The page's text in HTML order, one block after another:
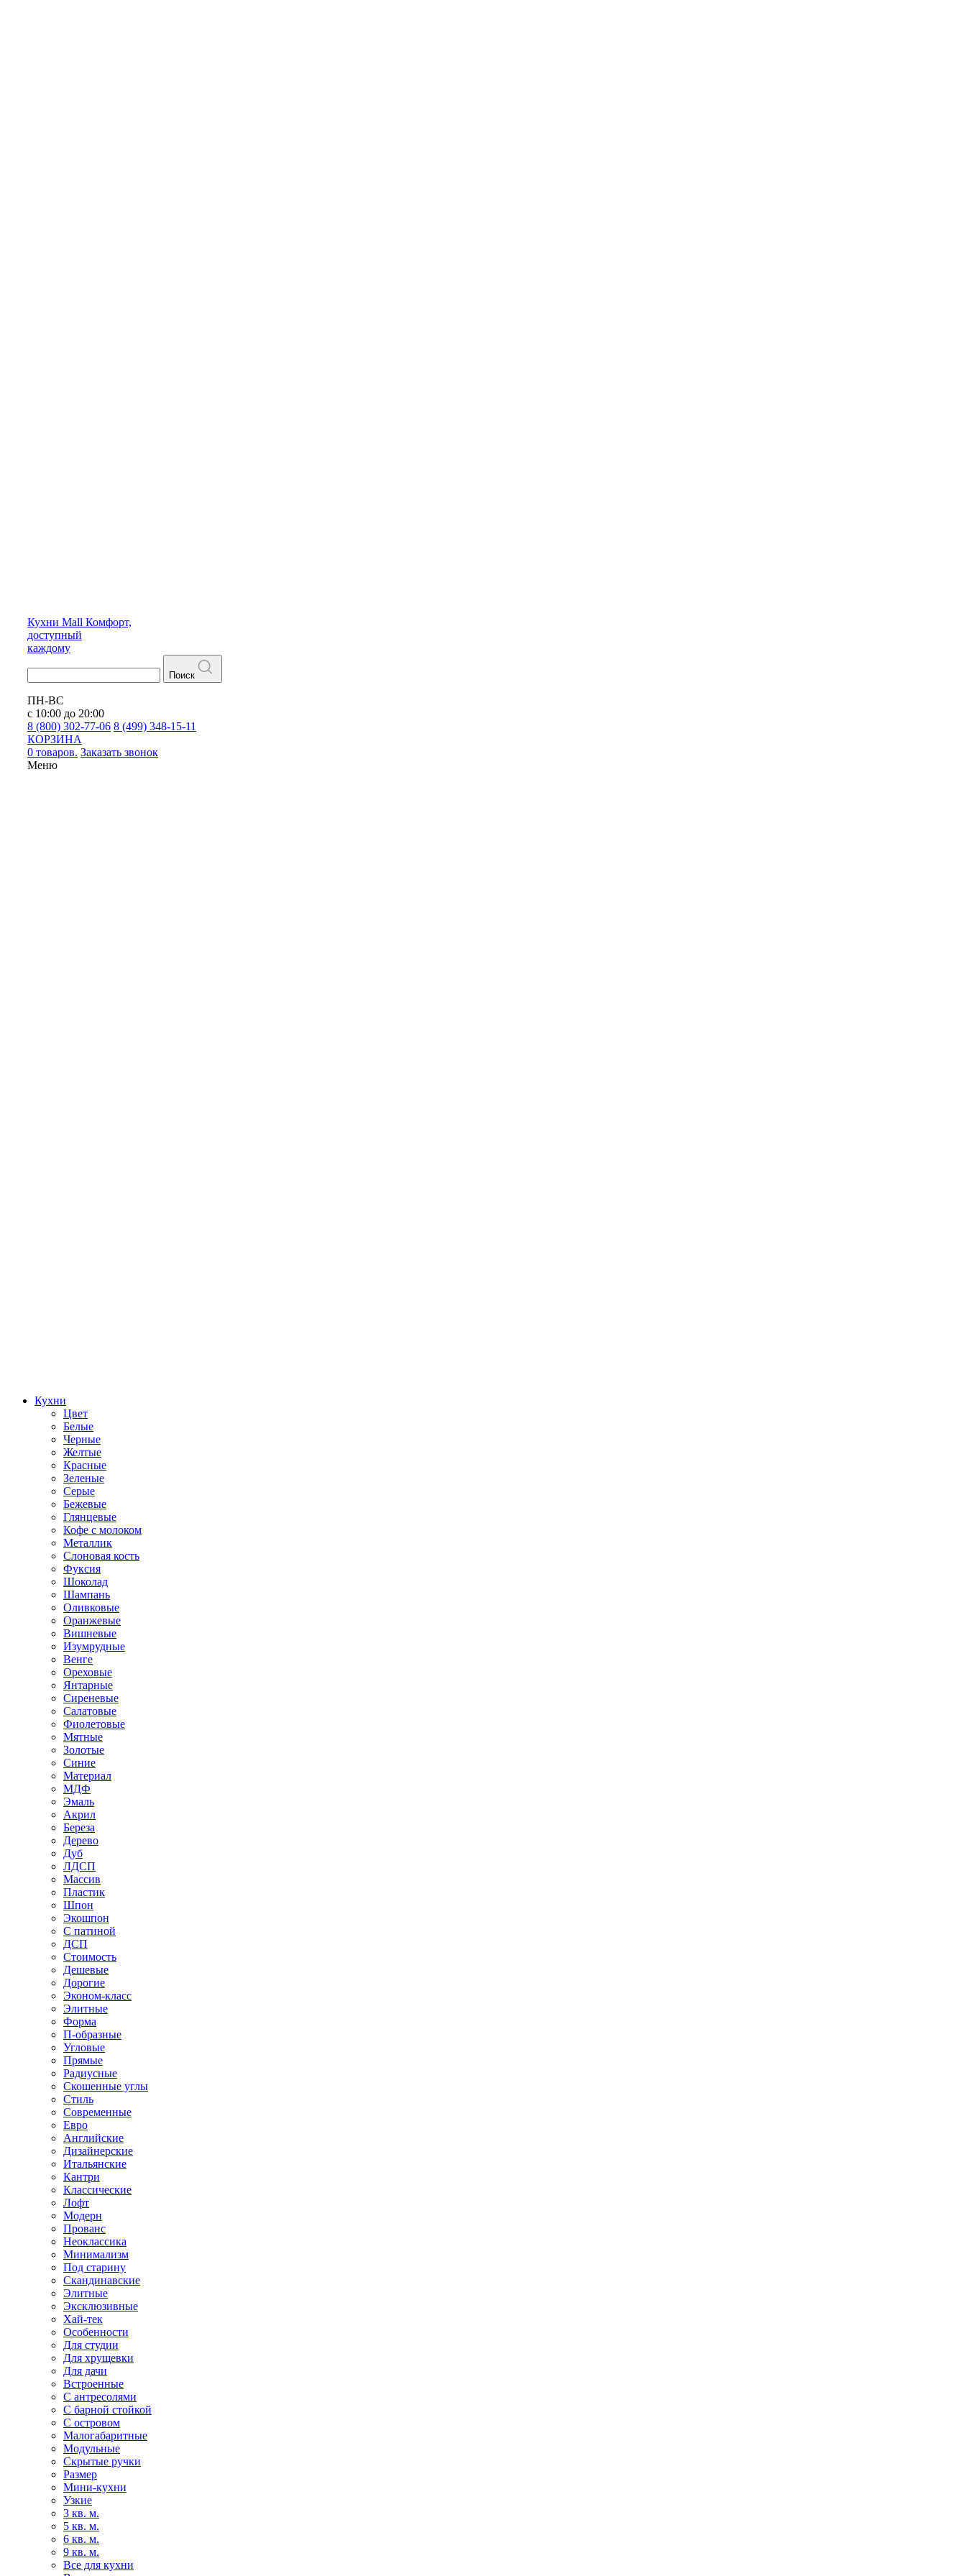
Кухни Mall Комфорт,
доступный
каждому
Поиск
ПН-ВС
с 10:00 до 20:00
8 (800) 302-77-06 8 (499) 348-15-11
КОРЗИНА
0 товаров. Заказать звонок
Меню
Кухни
Цвет
Белые
Черные
Желтые
Красные
Зеленые
Серые
Бежевые
Глянцевые
Кофе с молоком
Металлик
Слоновая кость
Фуксия
Шоколад
Шампань
Оливковые
Оранжевые
Вишневые
Изумрудные
Венге
Ореховые
Янтарные
Сиреневые
Салатовые
Фиолетовые
Мятные
Золотые
Синие
Материал
МДФ
Эмаль
Акрил
Береза
Дерево
Дуб
ЛДСП
Массив
Пластик
Шпон
Экошпон
С патиной
ДСП
Стоимость
Дешевые
Дорогие
Эконом-класс
Элитные
Форма
П-образные
Угловые
Прямые
Радиусные
Скошенные углы
Стиль
Современные
Евро
Английские
Дизайнерские
Итальянские
Кантри
Классические
Лофт
Модерн
Прованс
Неоклассика
Минимализм
Под старину
Скандинавские
Элитные
Эксклюзивные
Хай-тек
Особенности
Для студии
Для хрущевки
Для дачи
Встроенные
С антресолями
С барной стойкой
С островом
Малогабаритные
Модульные
Скрытые ручки
Размер
Мини-кухни
Узкие
3 кв. м.
5 кв. м.
6 кв. м.
9 кв. м.
Все для кухни